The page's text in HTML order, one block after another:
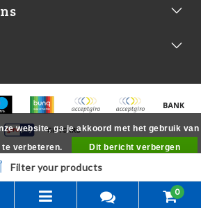
Filter your products
0
website, ga je akkoord met het gebruik van
verbeteren.
Dit bericht verbergen
Meer over cookies »